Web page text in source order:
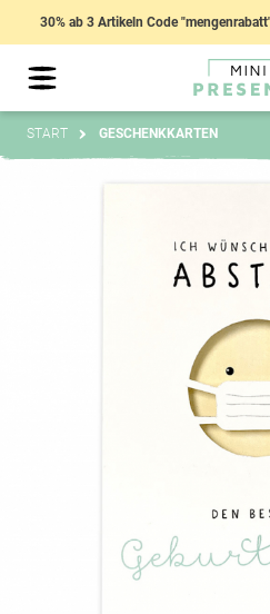
30% ab 3 Artikeln Code "mengenrabatt"
START GESCHENKKARTEN